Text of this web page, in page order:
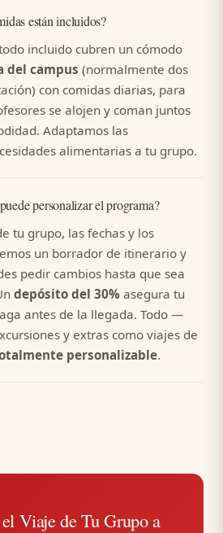
están incluidos?
incluido cubren un cómodo
del campus (normalmente dos
con comidas diarias, para
se alojen y coman juntos
Adaptamos las
alimentarias a tu grupo.
personalizar el programa?
tu grupo, las fechas y los
un borrador de itinerario y
pedir cambios hasta que sea
depósito del 30% asegura tu
antes de la llegada. Todo —
y extras como viajes de
personalizable.
Viaje de Tu Grupo a